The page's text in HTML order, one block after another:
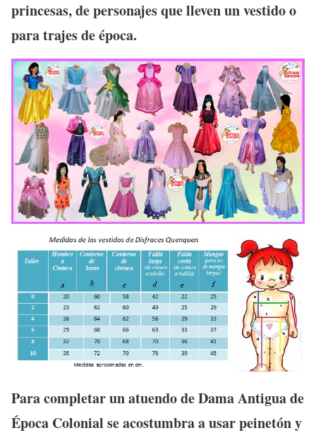
princesas, de personajes que lleven un vestido o
para trajes de época.
Para completar un atuendo de Dama Antigua de
Época Colonial se acostumbra a usar peinetón y